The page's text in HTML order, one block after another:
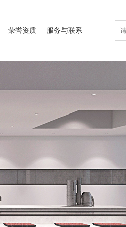
荣誉资质 服务与联系